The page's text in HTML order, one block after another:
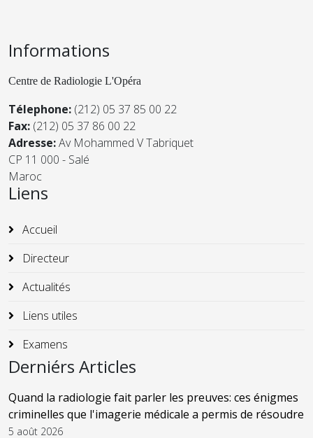
Informations
Centre de Radiologie L'Opéra
Télephone: (212) 05 37 85 00 22
Fax: (212) 05 37 86 00 22
Adresse:Av Mohammed V Tabriquet
CP 11 000 - Salé
Maroc
Liens
Accueil
Directeur
Actualités
Liens utiles
Examens
Derniérs Articles
Quand la radiologie fait parler les preuves: ces énigmes
criminelles que l'imagerie médicale a permis de résoudre
5 août 2026